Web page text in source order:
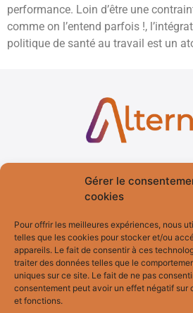
Gérer le
cookies
Pour offrir les meilleures expériences, nous
telles que les cookies pour stocker et/ou
appareils. Le fait de consentir à ces
traiter des données telles que le
uniques sur ce site. Le fait de ne pas
consentement peut avoir un effet négatif sur
et fonctions.
performance. Loin d’être une
comme on l’entend parfois !,
politique de santé au travail est un
Accueil
Qui suis-je ?
Blog
Témoignages